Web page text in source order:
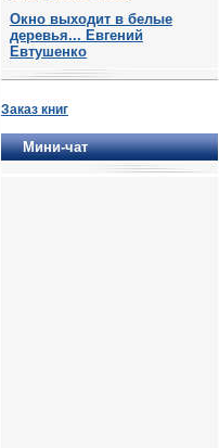
Окно выходит в белые
деревья... Евгений
Евтушенко
Заказ книг
Мини-чат